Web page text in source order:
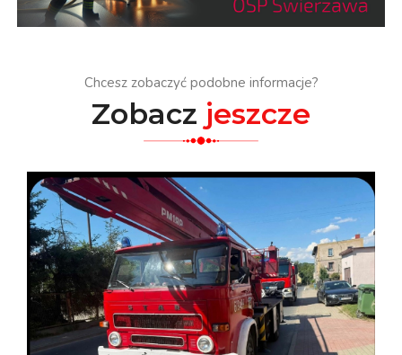
Chcesz zobaczyć podobne informacje?
Zobacz jeszcze